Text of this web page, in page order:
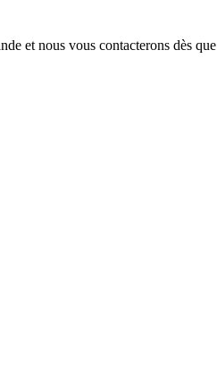
et nous vous contacterons dès